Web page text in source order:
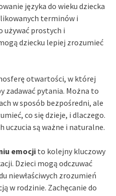
języka do wieku dziecka
terminów i
używać prostych i
dziecku lepiej zrozumieć
otwartości, w której
zadawać pytania. Można to
w sposób bezpośredni, ale
co się dzieje, i dlaczego.
uczucia są ważne i naturalne.
emocji to kolejny kluczowy
Dzieci mogą odczuwać
niewłaściwych zrozumień
w rodzinie. Zachęcanie do